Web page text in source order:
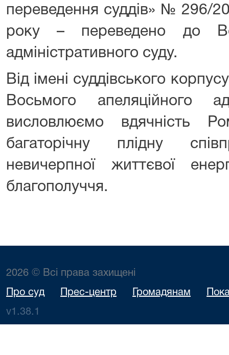
переведення суддів» № 296/
року – переведено до
адміністративного суду.
Від імені суддівського
Восьмого апеляційного
висловлюємо вдячність
багаторічну плідну
невичерпної життєвої
благополуччя.
2026 © Всі права захищені
Про суд Прес-центр Громадянам
v1.38.1